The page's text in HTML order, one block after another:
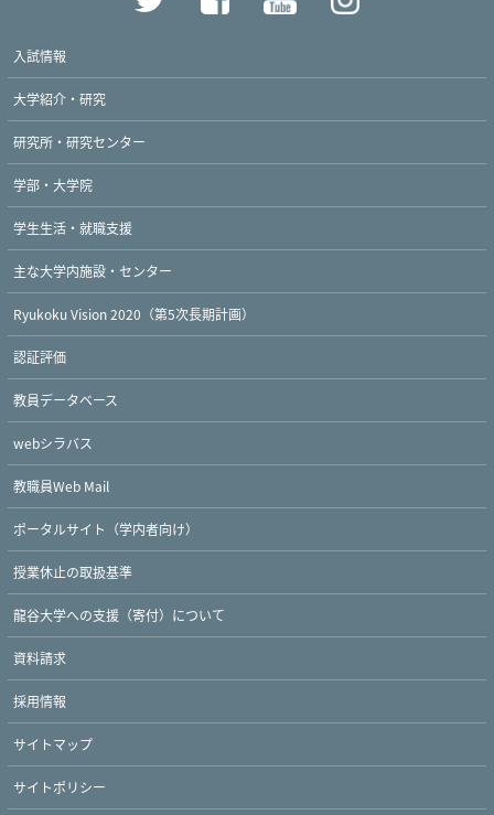
入試情報
大学紹介・研究
研究所・研究センター
学部・大学院
学生生活・就職支援
主な大学内施設・センター
Ryukoku Vision 2020（第5次長期計画）
認証評価
教員データベース
webシラバス
教職員Web Mail
ポータルサイト（学内者向け）
授業休止の取扱基準
龍谷大学への支援（寄付）について
資料請求
採用情報
サイトマップ
サイトポリシー